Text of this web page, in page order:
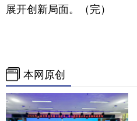
展开创新局面。（完）
本网原创